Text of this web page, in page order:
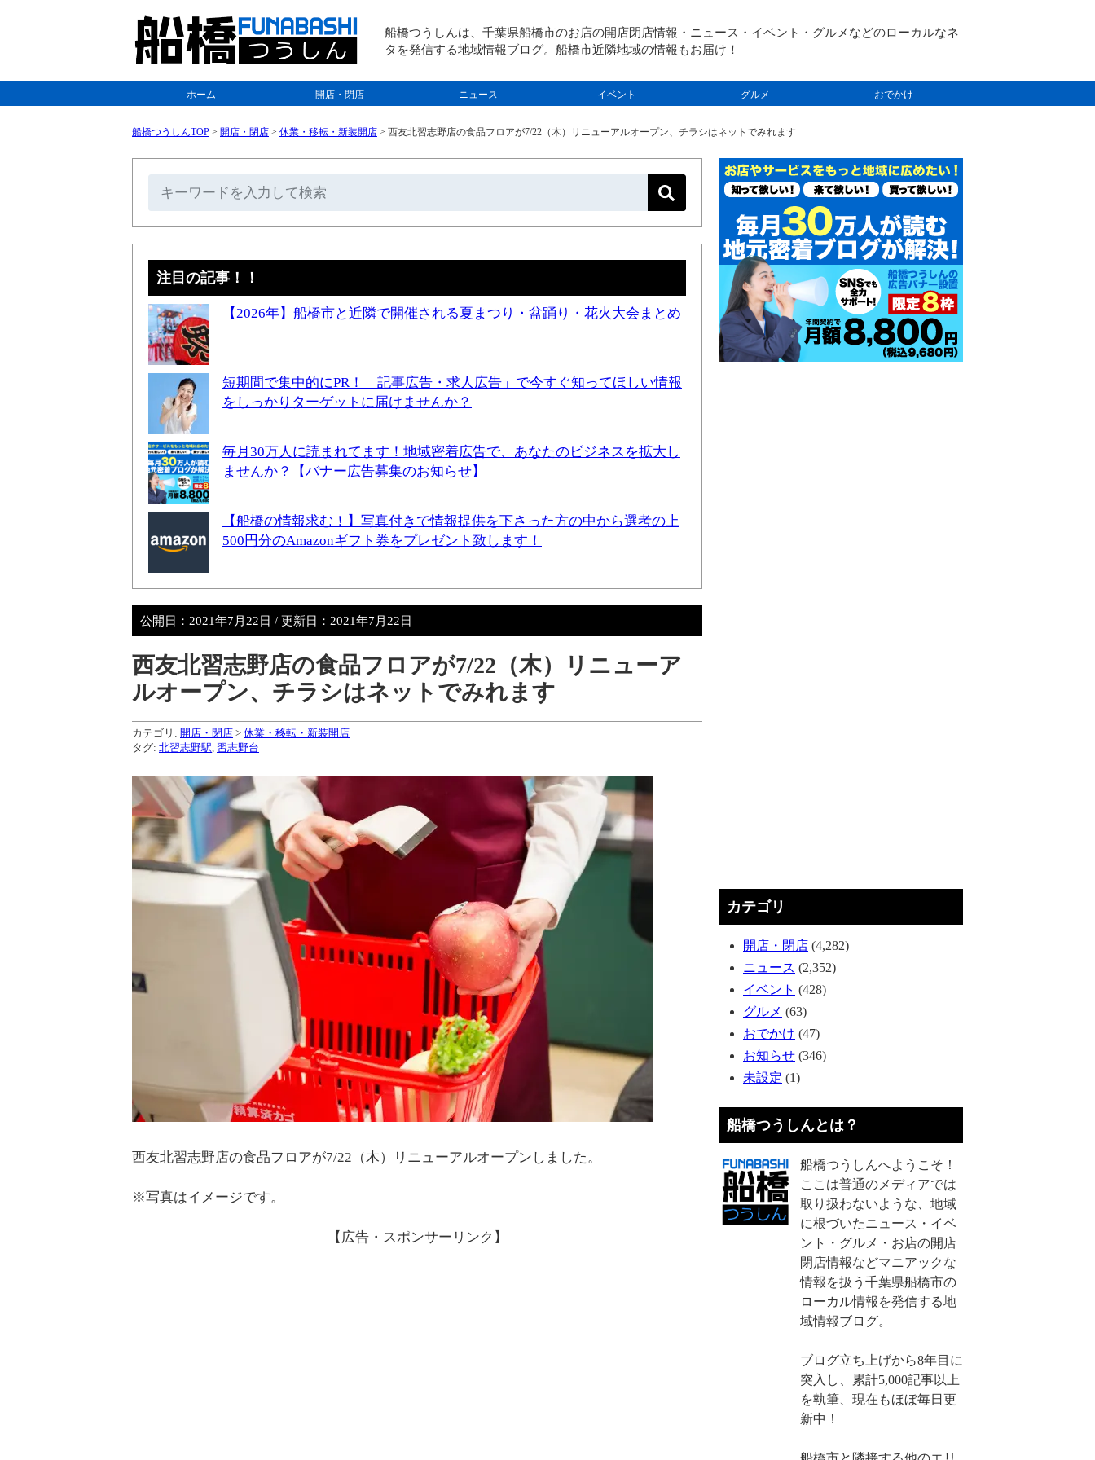
船橋つうしんは、千葉県船橋市のお店の開店閉店情報・ニュース・イベント・グルメなどのローカルなネ
タを発信する地域情報ブログ。船橋市近隣地域の情報もお届け！
ホーム 開店・閉店 ニュース イベント グルメ おでかけ
船橋つうしんTOP > 開店・閉店 > 休業・移転・新装開店 > 西友北習志野店の食品フロアが7/22（木）リニューアルオープン、チラシはネットでみれます
注目の記事！！
【2026年】船橋市と近隣で開催される夏まつり・盆踊り・花火大会まとめ
短期間で集中的にPR！「記事広告・求人広告」で今すぐ知ってほしい情報
をしっかりターゲットに届けませんか？
毎月30万人に読まれてます！地域密着広告で、あなたのビジネスを拡大し
ませんか？【バナー広告募集のお知らせ】
【船橋の情報求む！】写真付きで情報提供を下さった方の中から選考の上
500円分のAmazonギフト券をプレゼント致します！
公開日： 2021年7月22日 / 更新日： 2021年7月22日
西友北習志野店の食品フロアが7/22（木）リニューア
ルオープン、チラシはネットでみれます
カテゴリ: 開店・閉店 > 休業・移転・新装開店
タグ: 北習志野駅 習志野台
西友北習志野店の食品フロアが7/22（木）リニューアルオープンしました。
※写真はイメージです。
【広告・スポンサーリンク】
カテゴリ
開店・閉店 (4,282)
ニュース (2,352)
イベント (428)
グルメ (63)
おでかけ (47)
お知らせ (346)
未設定 (1)
船橋つうしんとは？
船橋つうしんへようこそ！
ここは普通のメディアでは
取り扱わないような、地域
に根づいたニュース・イベ
ント・グルメ・お店の開店
閉店情報などマニアックな
情報を扱う千葉県船橋市の
ローカル情報を発信する地
域情報ブログ。
ブログ立ち上げから8年目に
突入し、累計5,000記事以上
を執筆、現在もほぼ毎日更
新中！